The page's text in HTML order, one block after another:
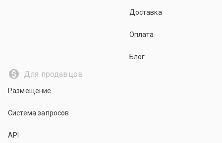
Доставка
Оплата
Блог
Для продавцов
Размещение
Система запросов
API